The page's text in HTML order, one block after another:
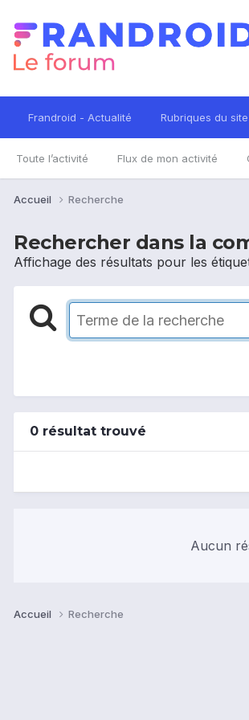
Frandroid - Actualité Rubriques du site
Toute l’activité Flux de mon activité
Accueil Recherche
Rechercher dans la
Affichage des résultats pour les
0 résultat trouvé
Aucun
Accueil Recherche